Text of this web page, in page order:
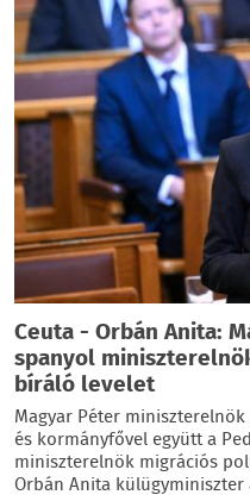
Ceuta - Orbán Anita:
spanyol
bíráló levelet
Magyar Péter
és kormányfővel együtt a
miniszterelnök migrációs
Orbán Anita